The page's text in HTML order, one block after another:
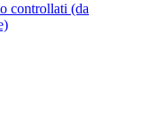
controllati (da